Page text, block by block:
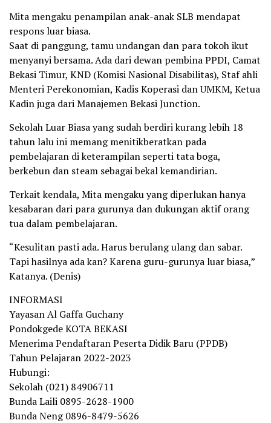
Mita mengaku penampilan anak-anak SLB mendapat
respons luar biasa.
Saat di panggung, tamu undangan dan para tokoh ikut
menyanyi bersama. Ada dari dewan pembina PPDI, Camat
Bekasi Timur, KND (Komisi Nasional Disabilitas), Staf ahli
Menteri Perekonomian, Kadis Koperasi dan UMKM, Ketua
Kadin juga dari Manajemen Bekasi Junction.
Sekolah Luar Biasa yang sudah berdiri kurang lebih 18
tahun lalu ini memang menitikberatkan pada
pembelajaran di keterampilan seperti tata boga,
berkebun dan steam sebagai bekal kemandirian.
Terkait kendala, Mita mengaku yang diperlukan hanya
kesabaran dari para gurunya dan dukungan aktif orang
tua dalam pembelajaran.
“Kesulitan pasti ada. Harus berulang ulang dan sabar.
Tapi hasilnya ada kan? Karena guru-gurunya luar biasa,”
Katanya. (Denis)
INFORMASI
Yayasan Al Gaffa Guchany
Pondokgede KOTA BEKASI
Menerima Pendaftaran Peserta Didik Baru (PPDB)
Tahun Pelajaran 2022-2023
Hubungi:
Sekolah (021) 84906711
Bunda Laili 0895-2628-1900
Bunda Neng 0896-8479-5626